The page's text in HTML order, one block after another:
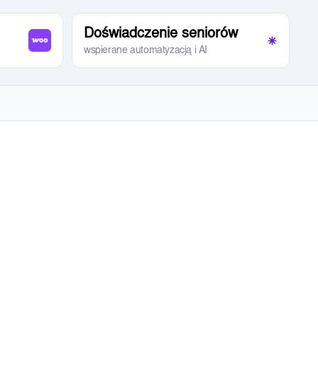
Doświadczenie seniorów
wspierane automatyzacją i AI